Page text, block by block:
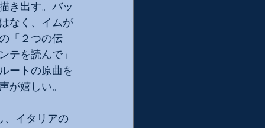
き出す。バッ
なく、イムが
「２つの伝
テを読んで」
ートの原曲を
が嬉しい。
、イタリアの